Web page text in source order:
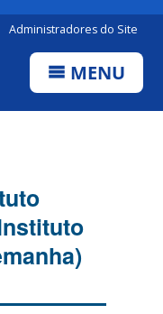
Administradores do Site
MENU